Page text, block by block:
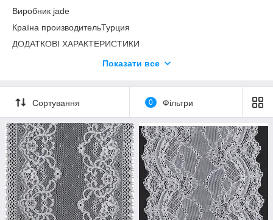
Виробник jade
Країна производительТурция
ДОДАТКОВІ ХАРАКТЕРИСТИКИ
ВЛАСТИВІСТЬ
СТРЕЙЧ
Показати все
Сортування 0 Фільтри